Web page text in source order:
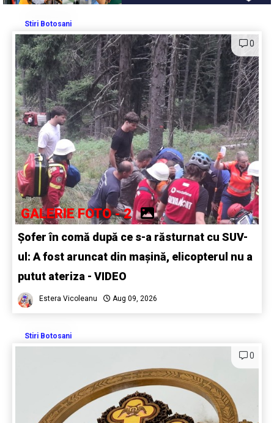
Stiri Botosani
0
GALERIE FOTO - 2
Șofer în comă după ce s-a răsturnat cu SUV-
ul: A fost aruncat din mașină, elicopterul nu a
putut ateriza - VIDEO
Estera Vicoleanu Aug 09, 2026
Stiri Botosani
0